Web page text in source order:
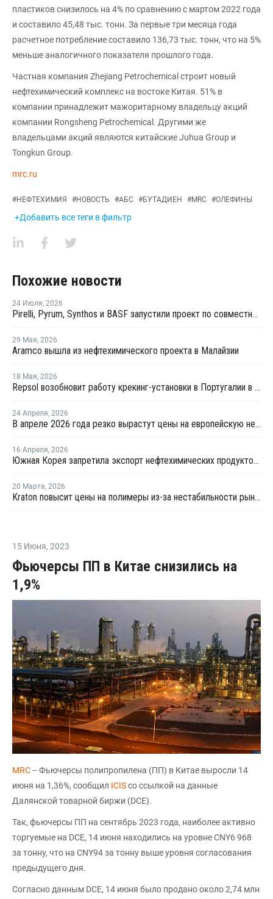
пластиков снизилось на 4% по сравнению с мартом 2022 года
и составило 45,48 тыс. тонн. За первые три месяца года
расчетное потребление составило 136,73 тыс. тонн, что на 5%
меньше аналогичного показателя прошлого года.
Частная компания Zhejiang Petrochemical строит новый
нефтехимический комплекс на востоке Китая. 51% в
компании принадлежит мажоритарному владельцу акций
компании Rongsheng Petrochemical. Другими же
владельцами акций являются китайские Juhua Group и
Tongkun Group.
mrc.ru
#НЕФТЕХИМИЯ #НОВОСТЬ #АБС #БУТАДИЕН #MRC #ОЛЕФИНЫ
+Добавить все теги в фильтр
Похожие новости
24 Июля, 2026
Pirelli, Pyrum, Synthos и BASF запустили проект по совместной переработке шин
29 Мая, 2026
Aramco вышла из нефтехимического проекта в Малайзии
18 Мая, 2026
Repsol возобновит работу крекинг-установки в Португалии в июне
24 Апреля, 2026
В апреле 2026 года резко вырастут цены на европейскую нефтехимическую продукцию
16 Апреля, 2026
Южная Корея запретила экспорт нефтехимических продуктов из нафты
20 Марта, 2026
Kraton повысит цены на полимеры из-за нестабильности рынка
15 Июня, 2023
Фьючерсы ПП в Китае снизились на
1,9%
MRC-- Фьючерсы полипропилена (ПП) в Китае выросли 14
июня на 1,36%, сообщил ICISсо ссылкой на данные
Далянской товарной биржи (DCE).
Так, фьючерсы ПП на сентябрь 2023 года, наиболее активно
торгуемые на DCE, 14 июня находились на уровне CNY6 968
за тонну, что на CNY94 за тонну выше уровня согласования
предыдущего дня.
Согласно данным DCE, 14 июня было продано около 2,74 млн